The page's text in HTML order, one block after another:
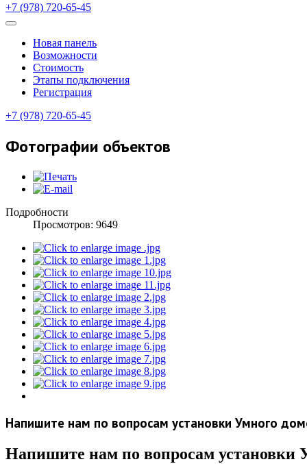
+7 (978) 720-65-45
Новая панель
Возможности
Стоимость
Этапы подключения
Регистрация
+7 (978) 720-65-45
Фотографии объектов
Подробности
Просмотров: 9649
Напишите нам по вопросам установки Умного
Напишите нам по вопросам установки